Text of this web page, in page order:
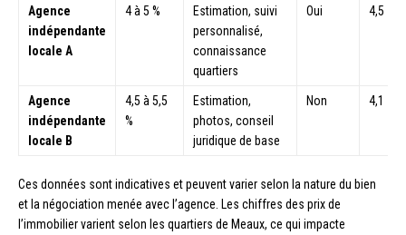
Agence
indépendante
locale A
4 à 5 %
Estimation, suivi
personnalisé,
connaissance
quartiers
Oui 4,5
Agence
indépendante
locale B
4,5 à 5,5
%
Estimation,
photos, conseil
juridique de base
Non 4,1
Ces données sont indicatives et peuvent varier selon la nature du bien
et la négociation menée avec l’agence. Les chiffres des prix de
l’immobilier varient selon les quartiers de Meaux, ce qui impacte